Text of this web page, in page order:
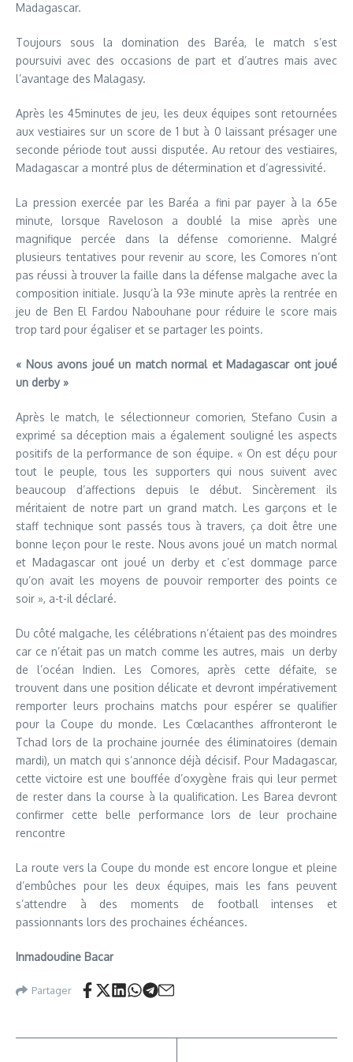
Madagascar.
Toujours sous la domination des Baréa, le match s’est
poursuivi avec des occasions de part et d’autres mais avec
l’avantage des Malagasy.
Après les 45minutes de jeu, les deux équipes sont retournées
aux vestiaires sur un score de 1 but à 0 laissant présager une
seconde période tout aussi disputée. Au retour des vestiaires,
Madagascar a montré plus de détermination et d’agressivité.
La pression exercée par les Baréa a fini par payer à la 65e
minute, lorsque Raveloson a doublé la mise après une
magnifique percée dans la défense comorienne. Malgré
plusieurs tentatives pour revenir au score, les Comores n’ont
pas réussi à trouver la faille dans la défense malgache avec la
composition initiale. Jusqu’à la 93e minute après la rentrée en
jeu de Ben El Fardou Nabouhane pour réduire le score mais
trop tard pour égaliser et se partager les points.
« Nous avons joué un match normal et Madagascar ont joué
un derby »
Après le match, le sélectionneur comorien, Stefano Cusin a
exprimé sa déception mais a également souligné les aspects
positifs de la performance de son équipe. « On est déçu pour
tout le peuple, tous les supporters qui nous suivent avec
beaucoup d’affections depuis le début. Sincèrement ils
méritaient de notre part un grand match. Les garçons et le
staff technique sont passés tous à travers, ça doit être une
bonne leçon pour le reste. Nous avons joué un match normal
et Madagascar ont joué un derby et c’est dommage parce
qu’on avait les moyens de pouvoir remporter des points ce
soir », a-t-il déclaré.
Du côté malgache, les célébrations n’étaient pas des moindres
car ce n’était pas un match comme les autres, mais un derby
de l’océan Indien. Les Comores, après cette défaite, se
trouvent dans une position délicate et devront impérativement
remporter leurs prochains matchs pour espérer se qualifier
pour la Coupe du monde. Les Cœlacanthes affronteront le
Tchad lors de la prochaine journée des éliminatoires (demain
mardi), un match qui s’annonce déjà décisif. Pour Madagascar,
cette victoire est une bouffée d’oxygène frais qui leur permet
de rester dans la course à la qualification. Les Barea devront
confirmer cette belle performance lors de leur prochaine
rencontre
La route vers la Coupe du monde est encore longue et pleine
d’embûches pour les deux équipes, mais les fans peuvent
s’attendre à des moments de football intenses et
passionnants lors des prochaines échéances.
Inmadoudine Bacar
Partager